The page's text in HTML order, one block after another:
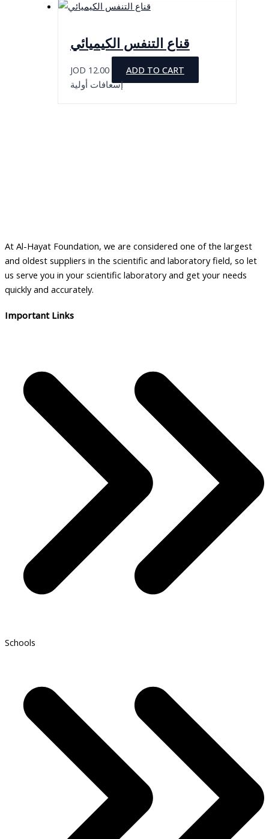
قناع التنفس الكيميائي
JOD 12.00
ADD TO CART
إسعافات أولية
At Al-Hayat Foundation, we are considered one of the largest
and oldest suppliers in the scientific and laboratory field, so let
us serve you in your scientific laboratory and get your needs
quickly and accurately.
Important Links
Schools